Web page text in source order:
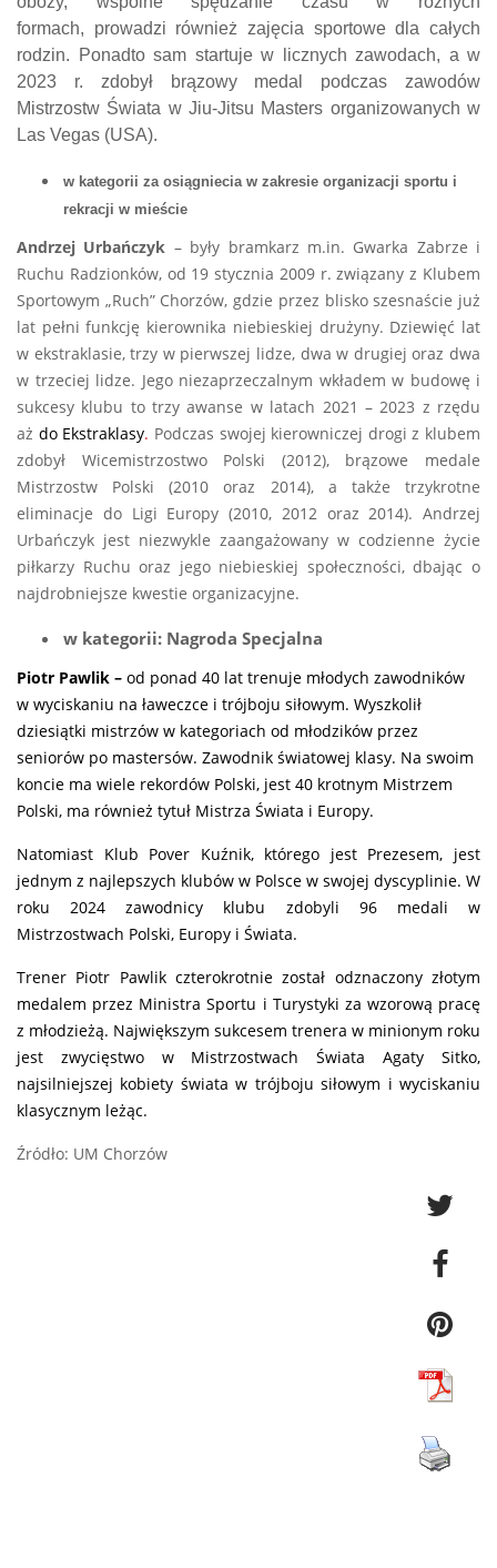
formach, prowadzi również zajęcia sportowedla całych
rodzin.
Ponadto sam startuje w licznych zawodach, a w
2023 r. zdobył brązowy medal podczas zawodów
Mistrzostw Świata w Jiu-Jitsu Masters organizowanych w
Las Vegas (USA).
w kategorii za osiągniecia w zakresie organizacji sportu i
rekracji w mieście
Andrzej Urbańczyk – były bramkarz m.in. Gwarka Zabrze i
Ruchu Radzionków, od 19 stycznia 2009 r. związany z Klubem
Sportowym „Ruch” Chorzów, gdzie przez blisko szesnaście już
lat pełni funkcję kierownika niebieskiej drużyny. Dziewięć lat
w ekstraklasie, trzy w pierwszej lidze, dwa w drugiej oraz dwa
w trzeciej lidze. Jego niezaprzeczalnym wkładem w budowę i
sukcesy klubu to trzy awanse w latach 2021 – 2023 z rzędu
aż do Ekstraklasy. Podczas swojej kierowniczej drogi z klubem
zdobył Wicemistrzostwo Polski (2012), brązowe medale
Mistrzostw Polski (2010 oraz 2014), a także trzykrotne
eliminacje do Ligi Europy (2010, 2012 oraz 2014). Andrzej
Urbańczyk jest niezwykle zaangażowany w codzienne życie
piłkarzy Ruchu oraz jego niebieskiej społeczności, dbając o
najdrobniejsze kwestie organizacyjne.
w kategorii: Nagroda Specjalna
Piotr Pawlik – od ponad 40 lat trenuje młodych zawodników
w wyciskaniu na ławeczce i trójboju siłowym. Wyszkolił
dziesiątki mistrzów w kategoriach od młodzików przez
seniorów po mastersów. Zawodnik światowej klasy. Na swoim
koncie ma wiele rekordów Polski, jest 40 krotnym Mistrzem
Polski, ma również tytuł Mistrza Świata i Europy.
Natomiast Klub Pover Kuźnik, którego jest Prezesem, jest
jednym z najlepszych klubów w Polsce w swojej dyscyplinie. W
roku 2024 zawodnicy klubu zdobyli 96 medali w
Mistrzostwach Polski, Europy i Świata.
Trener Piotr Pawlik czterokrotnie został odznaczony złotym
medalem przez Ministra Sportu i Turystyki za wzorową pracę
z młodzieżą. Największym sukcesem trenera w minionym roku
jest zwycięstwo w Mistrzostwach Świata Agaty Sitko,
najsilniejszej kobiety świata w trójboju siłowym i wyciskaniu
klasycznym leżąc.
Źródło: UM Chorzów